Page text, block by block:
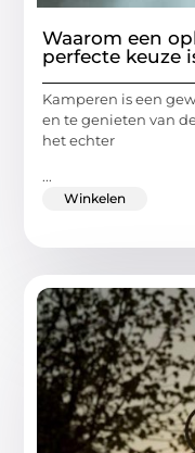
Waarom een
perfecte keuze
Kamperen is een
en te genieten van
het echter
...
Winkelen